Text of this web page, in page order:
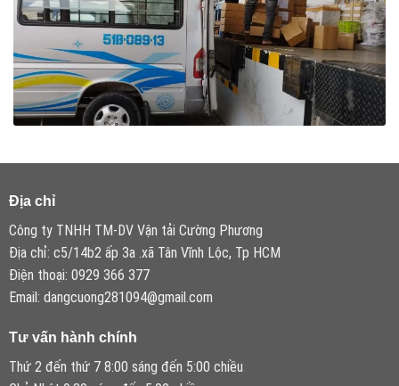
Địa chỉ
Công ty TNHH TM-DV Vận tải Cường Phương
Địa chỉ: c5/14b2 ấp 3a .xã Tân Vĩnh Lộc, Tp HCM
Điện thoại: 0929 366 377
Email: dangcuong281094@gmail.com
Tư vấn hành chính
Thứ 2 đến thứ 7 8:00 sáng đến 5:00 chiều